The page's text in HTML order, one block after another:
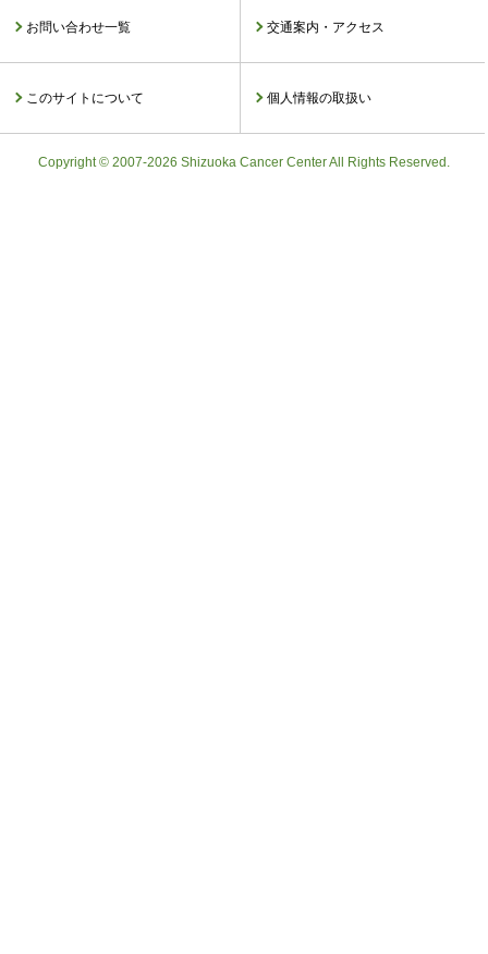
お問い合わせ一覧 交通案内・アクセス
このサイトについて 個人情報の取扱い
Copyright © 2007-2026 Shizuoka Cancer Center All Rights Reserved.